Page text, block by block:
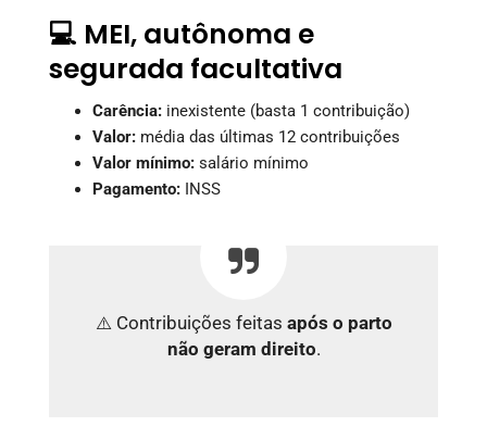
💻 MEI, autônoma e
segurada facultativa
Carência: inexistente (basta 1 contribuição)
Valor: média das últimas 12 contribuições
Valor mínimo: salário mínimo
Pagamento: INSS
⚠️ Contribuições feitas após o parto
não geram direito.